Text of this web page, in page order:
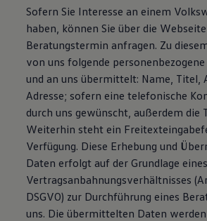
Sofern Sie Interesse an einem
haben, können Sie über die
Beratungstermin anfragen. Zu
von uns folgende
und an uns übermittelt: Name, Titel,
Adresse; sofern eine telefonische
durch uns gewünscht, außerdem die
Weiterhin steht ein
Verfügung. Diese Erhebung und
Daten erfolgt auf der Grundlage eines
Vertragsanbahnungsverhältnisses
DSGVO) zur Durchführung eines
uns. Die übermittelten Daten